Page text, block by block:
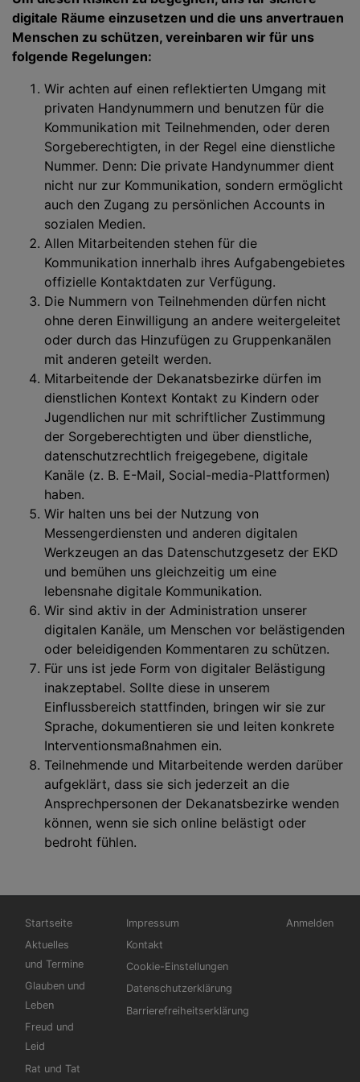
digitale Räume einzusetzen und die uns anvertrauen
Menschen zu schützen, vereinbaren wir für uns
folgende Regelungen:
Wir achten auf einen reflektierten Umgang mit
privaten Handynummern und benutzen für die
Kommunikation mit Teilnehmenden, oder deren
Sorgeberechtigten, in der Regel eine dienstliche
Nummer. Denn: Die private Handynummer dient
nicht nur zur Kommunikation, sondern ermöglicht
auch den Zugang zu persönlichen Accounts in
sozialen Medien.
Allen Mitarbeitenden stehen für die
Kommunikation innerhalb ihres Aufgabengebietes
offizielle Kontaktdaten zur Verfügung.
Die Nummern von Teilnehmenden dürfen nicht
ohne deren Einwilligung an andere weitergeleitet
oder durch das Hinzufügen zu Gruppenkanälen
mit anderen geteilt werden.
Mitarbeitende der Dekanatsbezirke dürfen im
dienstlichen Kontext Kontakt zu Kindern oder
Jugendlichen nur mit schriftlicher Zustimmung
der Sorgeberechtigten und über dienstliche,
datenschutzrechtlich freigegebene, digitale
Kanäle (z. B. E-Mail, Social-media-Plattformen)
haben.
Wir halten uns bei der Nutzung von
Messengerdiensten und anderen digitalen
Werkzeugen an das Datenschutzgesetz der EKD
und bemühen uns gleichzeitig um eine
lebensnahe digitale Kommunikation.
Wir sind aktiv in der Administration unserer
digitalen Kanäle, um Menschen vor belästigenden
oder beleidigenden Kommentaren zu schützen.
Für uns ist jede Form von digitaler Belästigung
inakzeptabel. Sollte diese in unserem
Einflussbereich stattfinden, bringen wir sie zur
Sprache, dokumentieren sie und leiten konkrete
Interventionsmaßnahmen ein.
Teilnehmende und Mitarbeitende werden darüber
aufgeklärt, dass sie sich jederzeit an die
Ansprechpersonen der Dekanatsbezirke wenden
können, wenn sie sich online belästigt oder
bedroht fühlen.
Hauptnavigation
Startseite
Aktuelles
und Termine
Glauben und
Leben
Freud und
Leid
Rat und Tat
Fußbereichsmenü
Impressum
Kontakt
Cookie-Einstellungen
Datenschutzerklärung
Barrierefreiheitserklärung
Anmelden